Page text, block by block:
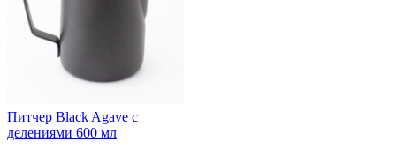
Питчер Black Agave с
делениями 600 мл